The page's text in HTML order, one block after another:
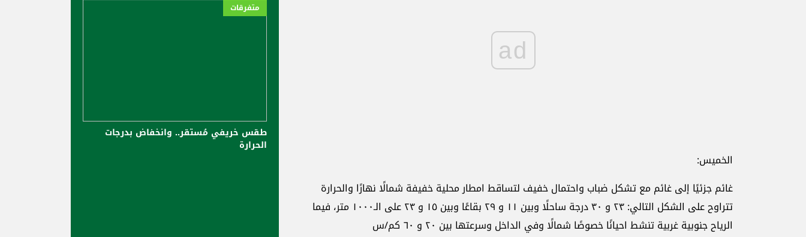
ad
الخميس:
غائم جزئيًا إلى غائم مع تشكل ضباب واحتمال خفيف لتساقط امطار محلية خفيفة شمالًا نهارًا والحرارة
تتراوح على الشكل التالي: ٢٣ و ٣٠ درجة ساحلًا وبين ١١ و ٢٩ بقاعًا وبين ١٥ و ٢٣ على الـ١٠٠٠ متر، فيما
الرياح جنوبية غربية تنشط احيانًا خصوصًا شمالًا وفي الداخل وسرعتها بين ٢٠ و ٦٠ كم/س
متفرقات
طقس خريفي مُستقر.. وانخفاض بدرجات
الحرارة